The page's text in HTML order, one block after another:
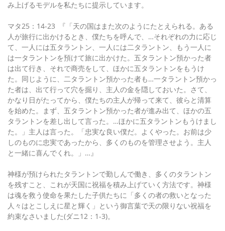
み上げるモデルを私たちに提示しています。
マタ25：14-23 『「天の国はまた次のようにたとえられる。ある
人が旅行に出かけるとき、僕たちを呼んで、…それぞれの力に応じ
て、一人には五タラントン、一人には二タラントン、もう一人に
は一タラントンを預けて旅に出かけた。五タラントン預かった者
は出て行き、それで商売をして、ほかに五タラントンをもうけ
た。同じように、二タラントン預かった者も…一タラントン預かっ
た者は、出て行って穴を掘り、主人の金を隠しておいた。さて、
かなり日がたってから、僕たちの主人が帰って来て、彼らと清算
を始めた。まず、五タラントン預かった者が進み出て、ほかの五
タラントンを差し出して言った。…ほかに五タラントンもうけまし
た。」主人は言った。「忠実な良い僕だ。よくやった。お前は少
しのものに忠実であったから、多くのものを管理させよう。主人
と一緒に喜んでくれ。」…』
神様が預けられたタラントンで勤しんで働き、多くのタラントン
を残すこと、これが天国に祝福を積み上げていく方法です。神様
は魂を救う使命を果たした子供たちに「多くの者の救いとなった
人々はとこしえに星と輝く」という御言葉で天の限りない祝福を
約束なさいました(ダニ12：1-3)。